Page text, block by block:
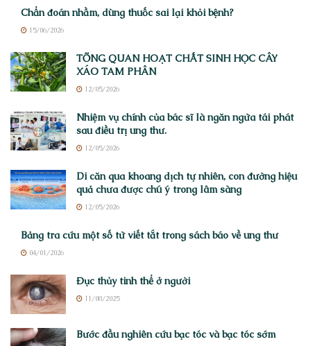
Chẩn đoán nhầm, dùng thuốc sai lại khỏi bệnh?
15/06/2026
TỔNG QUAN HOẠT CHẤT SINH HỌC CÂY
XÁO TAM PHÂN
12/05/2026
Nhiệm vụ chính của bác sĩ là ngăn ngừa tái phát
sau điều trị ung thư.
12/05/2026
Di căn qua khoang dịch tự nhiên, con đường hiệu
quả chưa được chú ý trong lâm sàng
12/05/2026
Bảng tra cứu một số từ viết tắt trong sách báo về ung thư
04/01/2026
Đục thủy tinh thể ở người
11/08/2025
Bước đầu nghiên cứu bạc tóc và bạc tóc sớm